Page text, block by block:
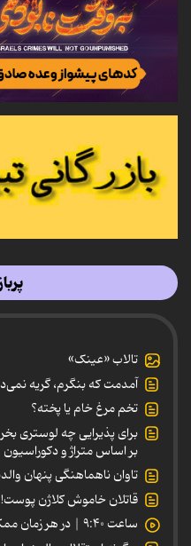
تالاب «عینک»
آمدمت که بنگرم، گریه
تخم مرغ خام یا پخته؟
برای پذیرایی چه لوستری
بر اساس متراژ و دکوراسیون
تاوان ناهماهنگی پنهان
قاتلان خاموش کلاژن پوست!
ساعت ۹:۴۰ | در هر زمان ممکن باید انتقامشان را پس بدهند